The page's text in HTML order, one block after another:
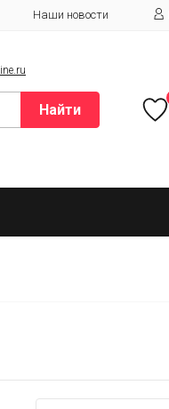
Наши новости
Найти